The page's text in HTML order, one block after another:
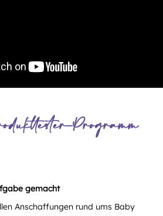
Programm
gemacht
Anschaffungen rund ums Baby